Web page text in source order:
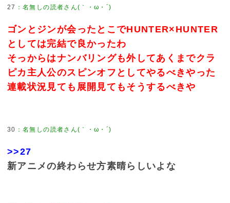
27 ：名無しの読者さん(｀・ω・´)
ゴンとジンが会ったとこでHUNTER×HUNTER
としては完結で良かったわ
そっからはナンバリングも外してあくまでクラ
ピカ主人公のスピンオフとしてやるべきやった
連載状況見ても展開見てもそうするべきや
30 ：名無しの読者さん(｀・ω・´)
>>27
新アニメの終わらせ方素晴らしいよな